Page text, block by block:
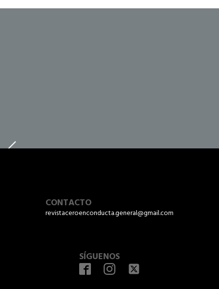
CONTACTO
revistaceroenconducta.general@gmail.com
SÍGUENOS